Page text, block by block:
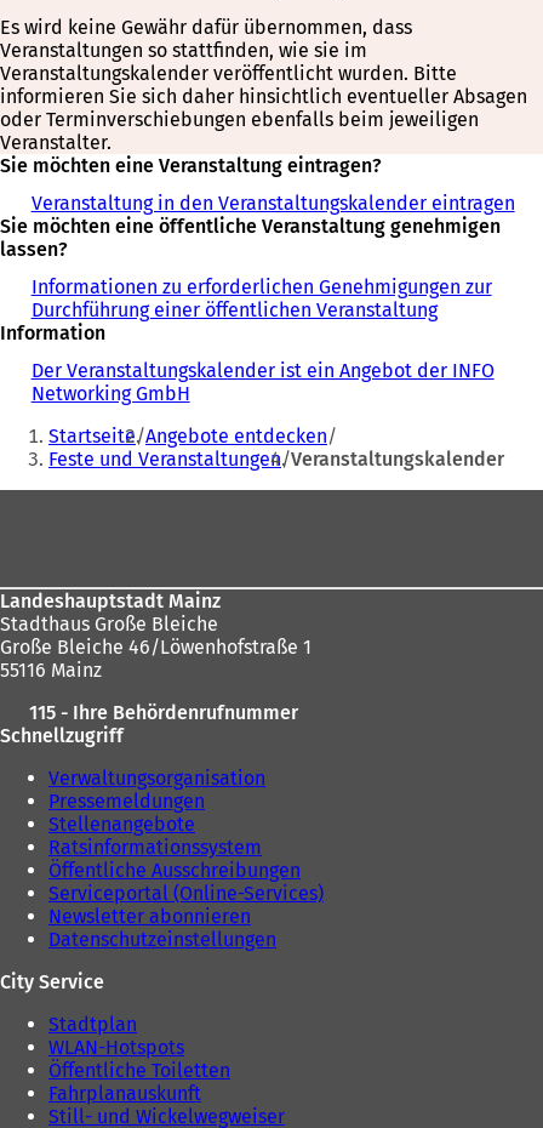
Es wird keine Gewähr dafür übernommen, dass
Veranstaltungen so stattfinden, wie sie im
Veranstaltungskalender veröffentlicht wurden. Bitte
informieren Sie sich daher hinsichtlich eventueller Absagen
oder Terminverschiebungen ebenfalls beim jeweiligen
Veranstalter.
Sie möchten eine Veranstaltung eintragen?
Veranstaltung in den Veranstaltungskalender eintragen
Sie möchten eine öffentliche Veranstaltung genehmigen
lassen?
Informationen zu erforderlichen Genehmigungen zur
Durchführung einer öffentlichen Veranstaltung
Information
Der Veranstaltungskalender ist ein Angebot der INFO
Networking GmbH
Sie
befinden
sich
Startseite Angebote entdecken
Feste und Veranstaltungen Veranstaltungskalender
Landeshauptstadt Mainz
Stadthaus Große Bleiche
Große Bleiche 46/Löwenhofstraße 1
55116 Mainz
115 - Ihre Behördenrufnummer
Schnellzugriff
Verwaltungsorganisation
Pressemeldungen
Stellenangebote
Ratsinformationssystem
Öffentliche Ausschreibungen
Serviceportal (Online-Services)
Newsletter abonnieren
Datenschutzeinstellungen
City Service
Stadtplan
WLAN-Hotspots
Öffentliche Toiletten
Fahrplanauskunft
Still- und Wickelwegweiser